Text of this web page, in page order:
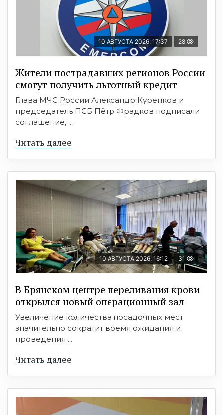
10 АВГУСТА 2026, 17:37 28
Жители пострадавших регионов России
смогут получить льготный кредит
Глава МЧС России Александр Куренков и
председатель ПСБ Пётр Фрадков подписали
соглашение, ...
Читать далее
10 АВГУСТА 2026, 16:12 31
В Брянском центре переливания крови
открылся новый операционный зал
Увеличение количества посадочных мест
значительно сократит время ожидания и
проведения ...
Читать далее